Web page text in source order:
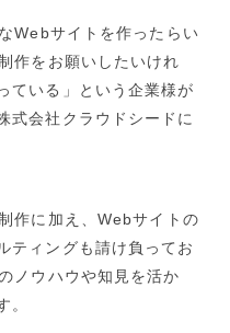
Webサイトを作ったらい
作をお願いしたいけれ
ている」という企業様が
式会社クラウドシードに
作に加え、Webサイトの
ティングも請け負ってお
ノウハウや知見を活か
。